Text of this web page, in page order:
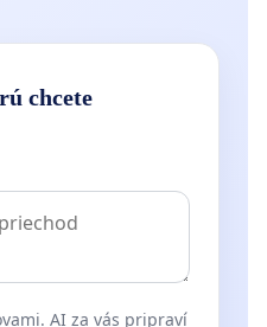
chcete
AI za vás pripraví